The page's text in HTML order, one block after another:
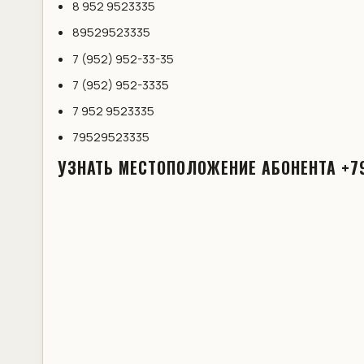
8 952 9523335
89529523335
7 (952) 952-33-35
7 (952) 952-3335
7 952 9523335
79529523335
УЗНАТЬ МЕСТОПОЛОЖЕНИЕ АБОНЕНТА